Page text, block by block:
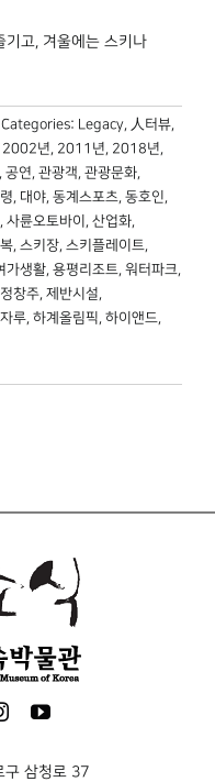
기고, 겨울에는 스키나
Categories: Legacy, 人터뷰,
2002년, 2011년, 2018년,
, 공연, 관광객, 관광문화,
, 대야, 동계스포츠, 동호인,
, 사륜오토바이 , 산업화,
, 스키장, 스키플레이트,
가생활, 용평리조트, 워터파크,
정창주, 제반시설,
루, 하계올림픽, 하이앤드,
구 삼청로 37